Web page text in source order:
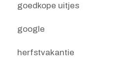
goedkope uitjes
google
herfstvakantie